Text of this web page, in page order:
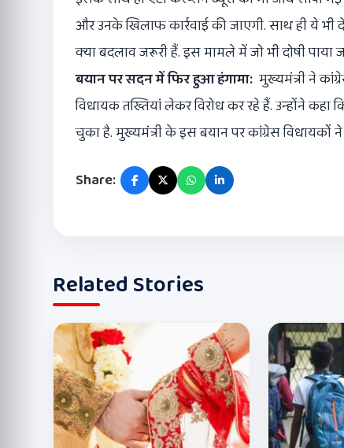
और उनके खिलाफ कार्रवाई की जाएगी. साथ ही ये
क्या बदलाव जरूरी हैं. इस मामले में जो भी दोषी
बयान पर सदन में फिर हुआ हंगामा: मुख्यमंत्री ने
विधायक तख्तियां लेकर विरोध कर रहे हैं. उन्होंने
चुका है. मुख्यमंत्री के इस बयान पर कांग्रेस विधायकों
Share:
Related Stories